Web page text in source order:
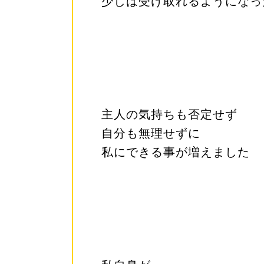
主人の気持ちも否定せず
自分も無理せずに
私にできる事が増えました